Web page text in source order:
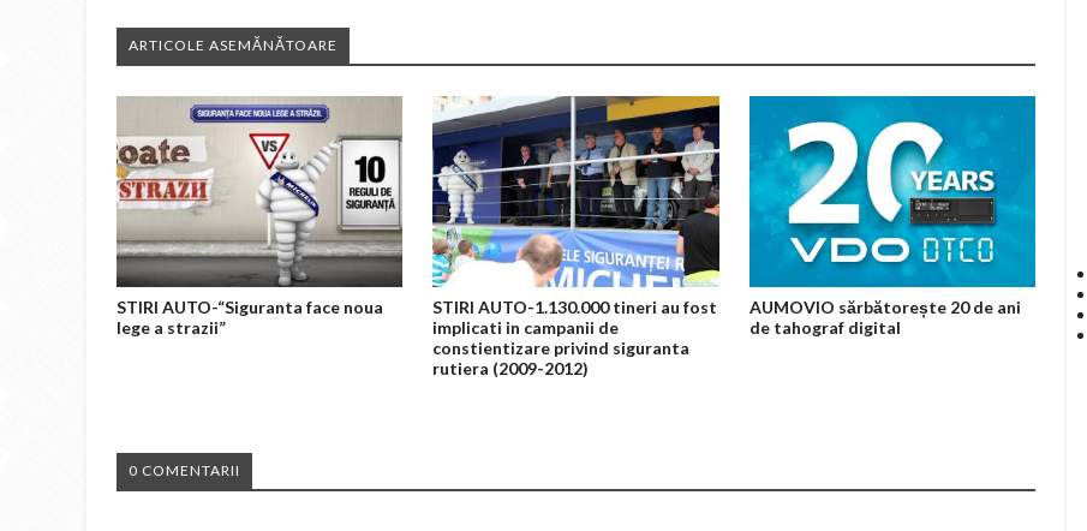
ARTICOLE ASEMĂNĂTOARE
STIRI AUTO-“Siguranta face noua
lege a strazii”
STIRI AUTO-1.130.000 tineri au fost
implicati in campanii de
constientizare privind siguranta
rutiera (2009-2012)
AUMOVIO sărbătorește 20 de ani
de tahograf digital
0 COMENTARII